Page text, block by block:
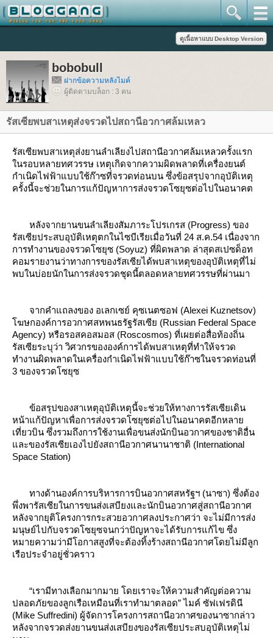
bobobull
ฝากข้อความหลังไมค์
ผู้ติดตามบล็อก : 3 คน
รัสเซียพบสาเหตุส่งจรวดไปสถานีอวกาศล้มเหลว
รัสเซียพบสาเหตุส่งยานลำเลียงไปสถานีอวกาศล้มเหลวครั้งแรก
นรอบหลายทศวรรษ เหตุเกิดจากความผิดพลาดที่เครื่องยนต์
กำเนิดไฟฟ้าแบบใช้ก๊าซที่จรวดท่อนบน ซึ่งข้อสรุปจากอุบัติเหตุ
ครั้งนี้จะช่วยในการแก้ปัญหาการส่งจรวดโซยุซต่อไปในอนาคต
หลังจากยานขนลำเลียงสัมภาระโปรเกรส (Progress) ของ
รัสเซียประสบอุบัติเหตุตกในไซบีเรียเมื่อวันที่ 24 ส.ค.54 เนื่องจาก
การทำงานของจรวดโซยุซ (Soyuz) ที่ผิดพลาด ล่าสุดสเปซด็อท
คอมรายงานว่าทางการของรัสเซียได้พบสาเหตุของอุบัติเหตุที่ไม่
พบในบ่อยนักในการส่งจรวดชุดนี้ตลอดหลายทศวรรษที่ผ่านมา
จากคำแถลงของ อเลกเซย์ คุซเนตซอฟ (Alexei Kuznetsov)
ฆษกองค์การอวกาศสหพนธรัฐรัสเซีย (Russian Federal Space
Agency) หรือรอสคอสมอส (Roscosmos) ที่เผยต่อสื่อท้องถิ่น
รัสเซียระบุว่า วิศวกรขององค์การได้พบสาเหตุที่ทำให้จรวด
ทำงานผิดพลาดในเครื่องกำเนิดไฟฟ้าแบบใช้ก๊าซในจรวดท่อนที่
3 ของจรวดโซยุซ
ข้อสรุปของสาเหตุอุบัติเหตุนี้จะช่วยให้ทางการรัสเซียเดิน
หน้าแก้ปัญหาเพื่อการส่งจรวดโซยุซต่อไปในอนาคตอีกหลา
เที่ยวบิน ซึ่งรวมถึงการใช้งานเพื่อขนส่งนักบินอวกาศของชาติอื่น
ละของรัสเซียเองไปยังสถานีอวกาศนานาชาติ (International
Space Station)
ทางด้านองค์การบริหารการบินอวกาศสหรัฐฯ (นาซา) ซึ่งต้อง
พึ่งพารัสเซียในการขนส่งเสบียงและนักบินอวกาศสู่สถานีอวกาศ
หลังจากยุติโครงการกระสวยอวกาศลงประกาศว่า จะไม่มีการส่ง
มนุษย์ไปกับจรวดโซยุซจนกว่าปัญหาจะได้รับการแก้ไข ซึ่ง
หมายความว่ามีโอกาสสูงที่จะต้องทิ้งร้างสถานีอวกาศโดยไม่มีลูก
เรือประจำอยู่ชั่วคราว
“เรามีทางเลือกมากมาย โดยเราจะให้ความสำคัญต่อความ
ปลอดภัยของลูกเรือเหมือนที่เราทำมาตลอด” ไมค์ ซัฟเฟรดินี
(Mike Suffredini) ผู้จัดการโครงการสถานีอวกาศของนาซากล่าว
หลังจากจรวดส่งยานขนส่งเสบียงของรัสเซียประสบอุบัติเหตุไม่